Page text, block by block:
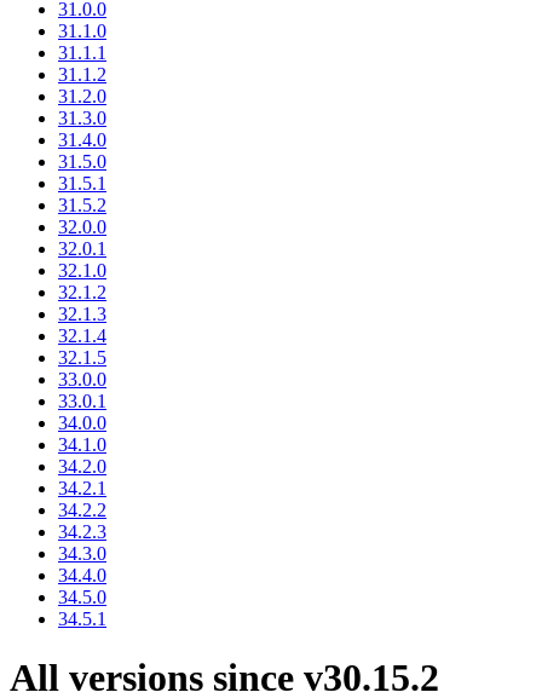
31.0.0
31.1.0
31.1.1
31.1.2
31.2.0
31.3.0
31.4.0
31.5.0
31.5.1
31.5.2
32.0.0
32.0.1
32.1.0
32.1.2
32.1.3
32.1.4
32.1.5
33.0.0
33.0.1
34.0.0
34.1.0
34.2.0
34.2.1
34.2.2
34.2.3
34.3.0
34.4.0
34.5.0
34.5.1
All versions since v30.15.2